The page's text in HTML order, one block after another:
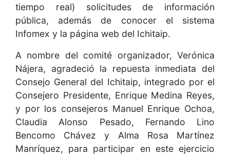
tiempo real) solicitudes de información
pública, además de conocer el sistema
Infomex y la página web del Ichitaip.
A nombre del comité organizador, Verónica
Nájera, agradeció la repuesta inmediata del
Consejo General del Ichitaip, integrado por el
Consejero Presidente, Enrique Medina Reyes,
y por los consejeros Manuel Enrique Ochoa,
Claudia Alonso Pesado, Fernando Lino
Bencomo Chávez y Alma Rosa Martínez
Manríquez, para participar en este ejercicio